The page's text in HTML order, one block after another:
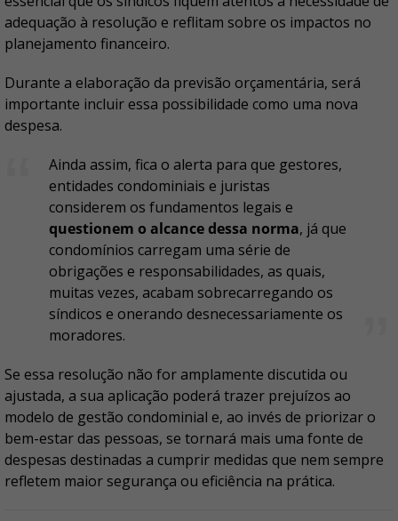
adequação à resolução e reflitam sobre os impactos no
planejamento financeiro.
Durante a elaboração da previsão orçamentária, será
importante incluir essa possibilidade como uma nova
despesa.
Ainda assim, fica o alerta para que gestores,
entidades condominiais e juristas
considerem os fundamentos legais e
questionem o alcance dessa norma, já que
condomínios carregam uma série de
obrigações e responsabilidades, as quais,
muitas vezes, acabam sobrecarregando os
síndicos e onerando desnecessariamente os
moradores.
Se essa resolução não for amplamente discutida ou
ajustada, a sua aplicação poderá trazer prejuízos ao
modelo de gestão condominial e, ao invés de priorizar o
bem-estar das pessoas, se tornará mais uma fonte de
despesas destinadas a cumprir medidas que nem sempre
refletem maior segurança ou eficiência na prática.